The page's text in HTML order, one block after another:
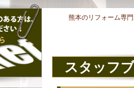
熊本のリフォーム専
スタッフ